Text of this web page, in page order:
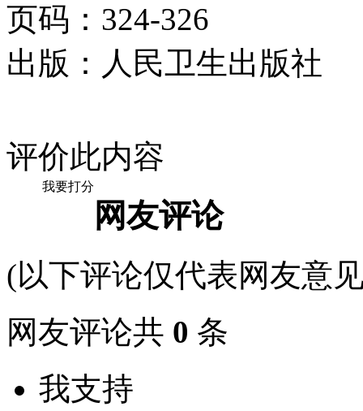
页码：324-326
出版：人民卫生出版社
评价此内容
我要打分
网友评论
(以下评论仅代表网友意
网友评论共 0 条
我支持